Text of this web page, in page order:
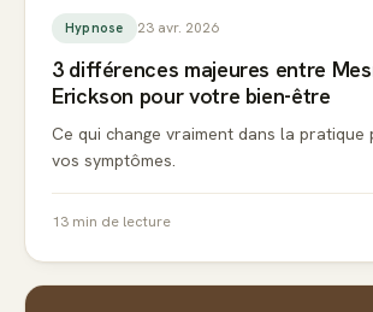
Hypnose 23 avr. 2026
3 différences majeures entre
Erickson pour votre bien-être
Ce qui change vraiment dans la pratique
vos symptômes.
13 min de lecture